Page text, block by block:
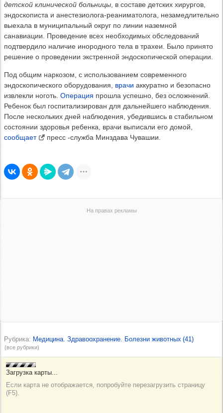
детской клинической больницы , в составе детских хирургов,
эндоскописта и анестезиолога-реаниматолога, незамедлительно
выехала в муниципальный округ по линии наземной
санавиации. Проведение всех необходимых обследований
подтвердило наличие инородного тела в трахеи. Было принято
решение о проведении экстренной эндоскопической операции.
Под общим наркозом, с использованием современного
эндоскопического оборудования, врачи аккуратно и безопасно
извлекли ноготь. Операция прошла успешно, без осложнений.
Ребенок был госпитализирован для дальнейшего наблюдения.
После нескольких дней наблюдения, убедившись в стабильном
состоянии здоровья ребенка, врачи выписали его домой,
сообщает
пресс -служба Минздава Чувашии.
Рубрика Медицина. Здравоохранение. Болезни животных (41)
(все рубрики)